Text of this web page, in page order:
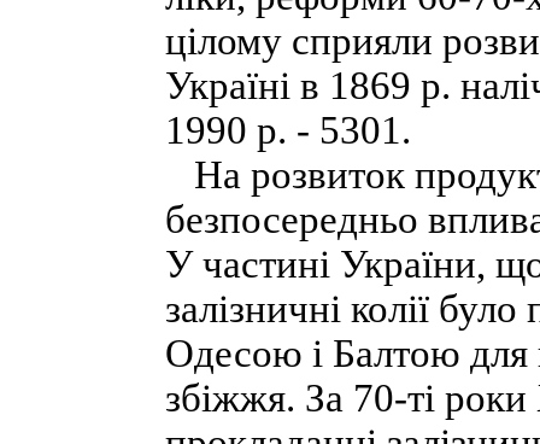
цілому сприяли
Україні в 1869 р.
1990 р. - 5301.
На розвиток
безпосередньо
У частині України,
залізничні колії
Одесою і Балтою для
збіжжя. За 70-ті